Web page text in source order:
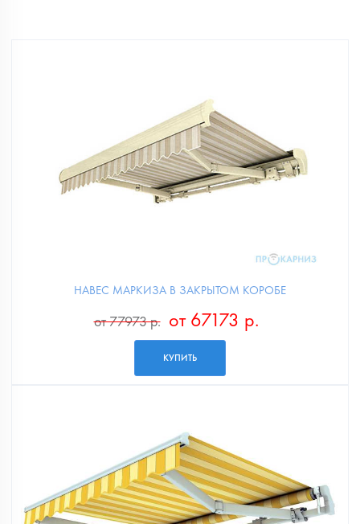
НАВЕС МАРКИЗА В ЗАКРЫТОМ КОРОБЕ
от 77973 р. от 67173 р.
КУПИТЬ